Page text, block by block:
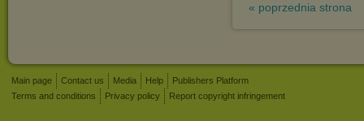
« poprzednia strona
Main page Contact us Media Help
Publishers Platform
Terms and conditions
Privacy policy Report copyright infringement